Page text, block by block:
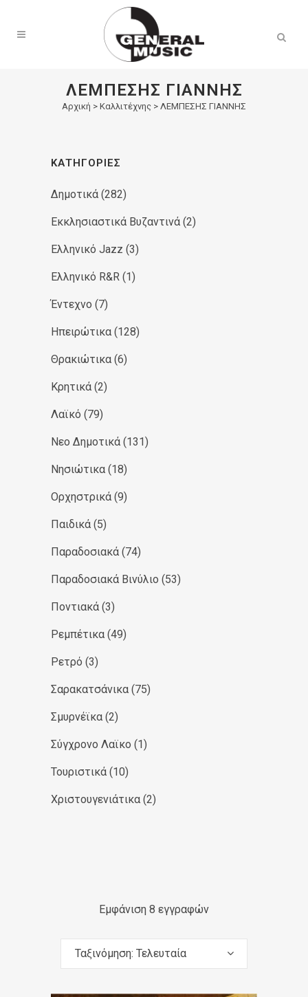
ΛΕΜΠΕΣΗΣ ΓΙΑΝΝΗΣ
Αρχική > Καλλιτέχνης > ΛΕΜΠΕΣΗΣ ΓΙΑΝΝΗΣ
ΚΑΤΗΓΟΡΊΕΣ
Δημοτικά (282)
Εκκλησιαστικά Βυζαντινά (2)
Ελληνικό Jazz (3)
Ελληνικό R&R (1)
Έντεχνο (7)
Ηπειρώτικα (128)
Θρακιώτικα (6)
Κρητικά (2)
Λαϊκό (79)
Νεο Δημοτικά (131)
Νησιώτικα (18)
Ορχηστρικά (9)
Παιδικά (5)
Παραδοσιακά (74)
Παραδοσιακά Βινύλιο (53)
Ποντιακά (3)
Ρεμπέτικα (49)
Ρετρό (3)
Σαρακατσάνικα (75)
Σμυρνέϊκα (2)
Σύγχρονο Λαϊκο (1)
Τουριστικά (10)
Χριστουγενιάτικα (2)
Εμφάνιση 8 εγγραφών
Ταξινόμηση: Τελευταία